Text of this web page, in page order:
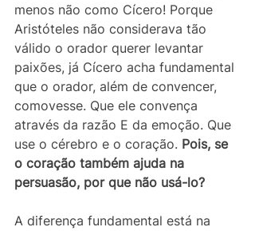
menos não como Cícero! Porque
Aristóteles não considerava tão
válido o orador querer levantar
paixões, já Cícero acha fundamental
que o orador, além de convencer,
comovesse. Que ele convença
através da razão E da emoção. Que
use o cérebro e o coração. Pois, se
o coração também ajuda na
persuasão, por que não usá-lo?
A diferença fundamental está na